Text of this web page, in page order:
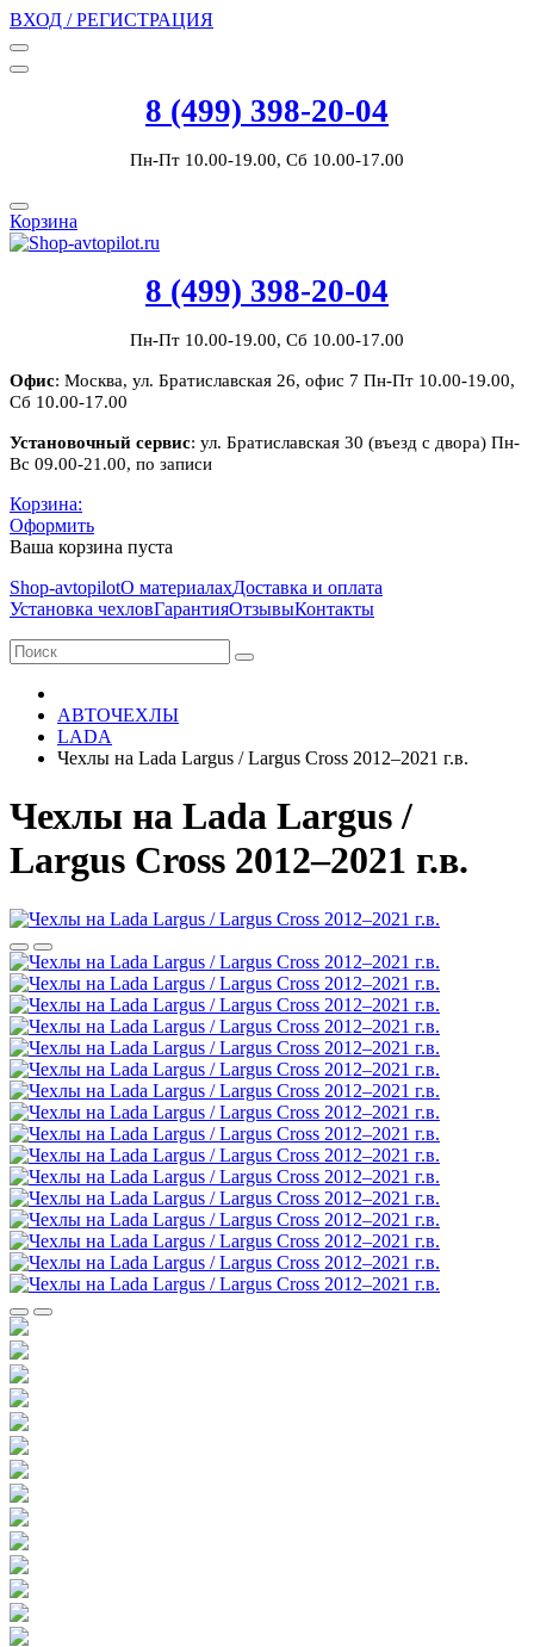
ВХОД / РЕГИСТРАЦИЯ
8 (499) 398-20-04
Пн-Пт 10.00-19.00, Сб 10.00-17.00
Корзина
8 (499) 398-20-04
Пн-Пт 10.00-19.00, Сб 10.00-17.00
Офис: Москва, ул. Братиславская 26, офис 7 Пн-Пт 10.00-19.00,
Сб 10.00-17.00
Установочный сервис: ул. Братиславская 30 (въезд с двора) Пн-
Вс 09.00-21.00, по записи
Корзина:
Оформить
Ваша корзина пуста
Shop-avtopilotО материалахДоставка и оплата
Установка чехловГарантияОтзывыКонтакты
АВТОЧЕХЛЫ
LADA
Чехлы на Lada Largus / Largus Cross 2012–2021 г.в.
Чехлы на Lada Largus /
Largus Cross 2012–2021 г.в.